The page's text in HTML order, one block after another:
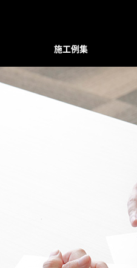
施工例集
プレバイ
ハンマー
和柄・
ホーリ
和モダン
アンティ
アルテッ
装飾手摺
装飾デザインシリーズ
プレバインシリーズ
装飾手摺子・アンティック手摺子